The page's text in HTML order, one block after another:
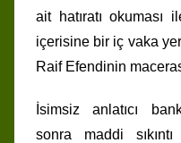
ait hatıratı okuması
içerisine bir iç vaka
Raif Efendinin
İsimsiz anlatıcı
sonra maddi